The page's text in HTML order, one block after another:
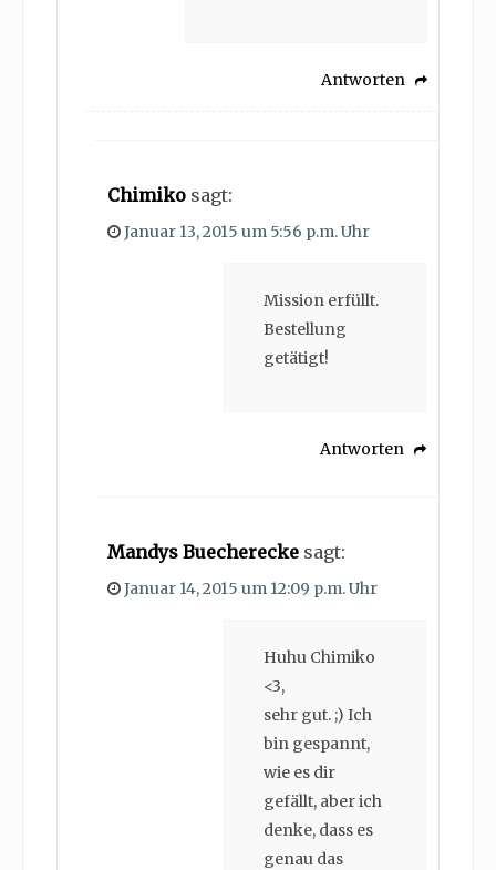
Antworten
Chimiko sagt:
Januar 13, 2015 um 5:56 p.m. Uhr
Mission erfüllt.
Bestellung
getätigt!
Antworten
Mandys Buecherecke sagt:
Januar 14, 2015 um 12:09 p.m. Uhr
Huhu Chimiko
<3,
sehr gut. ;) Ich
bin gespannt,
wie es dir
gefällt, aber ich
denke, dass es
genau das